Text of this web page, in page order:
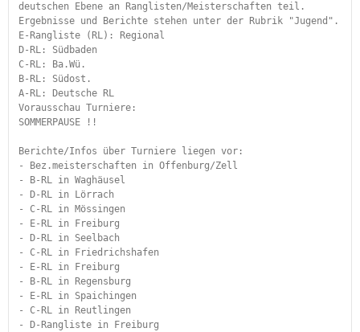
deutschen Ebene an Ranglisten/Meisterschaften teil.
Ergebnisse und Berichte stehen unter der Rubrik "Jugend".
E-Rangliste (RL): Regional
D-RL: Südbaden
C-RL: Ba.Wü.
B-RL: Südost.
A-RL: Deutsche RL
Vorausschau Turniere:
SOMMERPAUSE !!
Berichte/Infos über Turniere liegen vor:
- Bez.meisterschaften in Offenburg/Zell
- B-RL in Waghäusel
- D-RL in Lörrach
- C-RL in Mössingen
- E-RL in Freiburg
- D-RL in Seelbach
- C-RL in Friedrichshafen
- E-RL in Freiburg
- B-RL in Regensburg
- E-RL in Spaichingen
- C-RL in Reutlingen
- D-Rangliste in Freiburg